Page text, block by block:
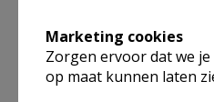
Marketing cookies
Zorgen ervoor dat we
op maat kunnen laten